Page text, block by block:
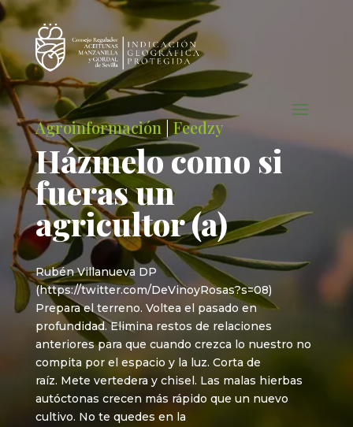
Agroinformación Feedzy
Házmelo como si
fueras un
agricultor (a)
Rubén Villanueva DP
(https://twitter.com/DeVinoyRosas?s=08)
Prepara el terreno. Voltea el pasado en
profundidad. Elimina restos de relaciones
anteriores para que cuando crezca lo nuestro no
compita por el espacio y la luz. Corta de
raíz. Mete vertedera y chisel. Las malas hierbas
autóctonas crecen más rápido que un nuevo
cultivo. No te quedes en la